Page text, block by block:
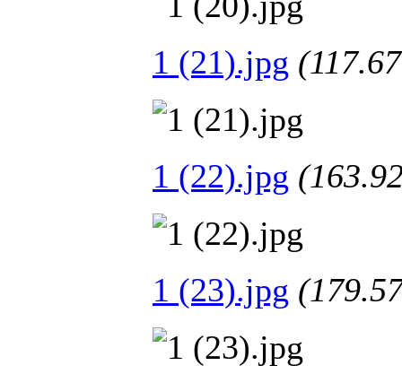
1 (21).jpg
1 (22).jpg
1 (23).jpg